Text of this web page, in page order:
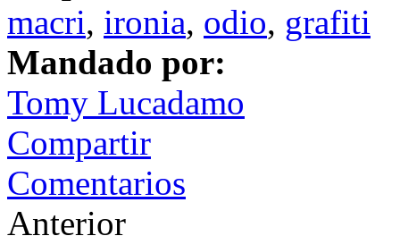
macri, ironia, odio, grafiti
Mandado por:
Tomy Lucadamo
Compartir
Comentarios
Anterior